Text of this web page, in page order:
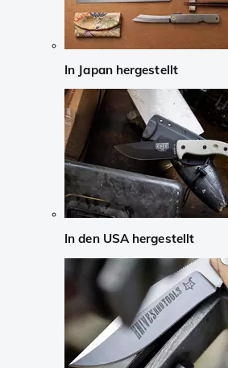
In Japan hergestellt
In den USA hergestellt